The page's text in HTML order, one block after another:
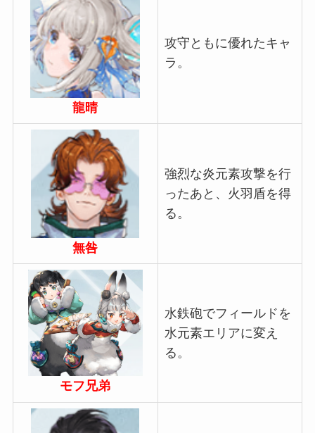
龍晴
攻守ともに優れたキャ
ラ。
無咎
強烈な炎元素攻撃を行
ったあと、火羽盾を得
る。
モフ兄弟
水鉄砲でフィールドを
水元素エリアに変え
る。